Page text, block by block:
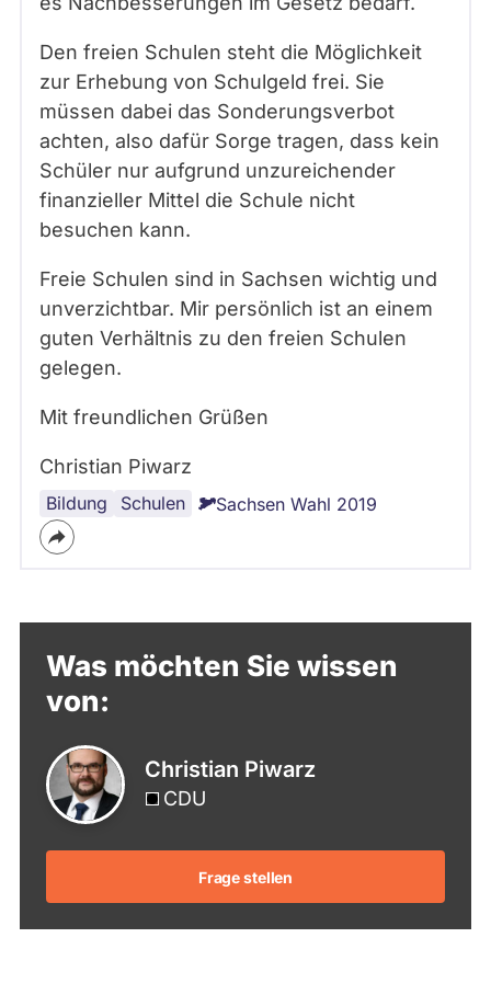
Den freien Schulen steht die Möglichkeit
zur Erhebung von Schulgeld frei. Sie
müssen dabei das Sonderungsverbot
achten, also dafür Sorge tragen, dass kein
Schüler nur aufgrund unzureichender
finanzieller Mittel die Schule nicht
besuchen kann.
Freie Schulen sind in Sachsen wichtig und
unverzichtbar. Mir persönlich ist an einem
guten Verhältnis zu den freien Schulen
gelegen.
Mit freundlichen Grüßen
Christian Piwarz
Bildung Schulen
Sachsen Sachsen Wahl 2019
Was möchten Sie wissen
von:
Christian Piwarz
CDU
Frage stellen